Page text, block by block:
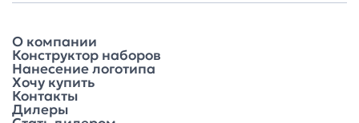
О компании
Конструктор наборов
Нанесение логотипа
Хочу купить
Контакты
Дилеры